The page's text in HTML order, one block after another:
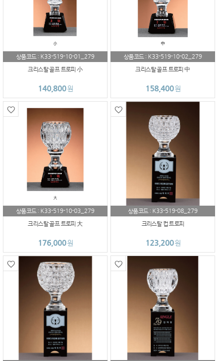
상품코드 : K33-519-10-01_279
크리스탈 골프 트로피 小
140,800원
상품코드 : K33-519-10-02_279
크리스탈 골프 트로피 中
158,400원
상품코드 : K33-519-10-03_279
크리스탈 골프 트로피 大
176,000원
상품코드 : K33-519-08_279
크리스탈 컵 트로피
123,200원